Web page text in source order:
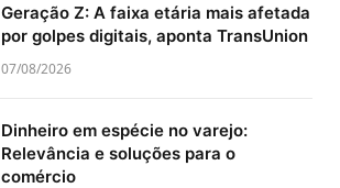
Geração Z: A faixa etária mais afetada
por golpes digitais, aponta TransUnion
07/08/2026
Dinheiro em espécie no varejo:
Relevância e soluções para o
comércio